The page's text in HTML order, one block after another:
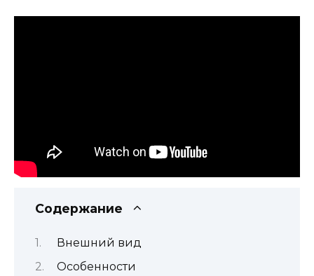
Содержание
Внешний вид
Особенности